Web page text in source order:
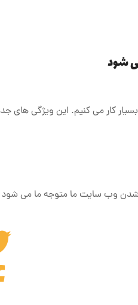
شود
کار می کنیم. این ویژگی های
وب سایت ما متوجه ما می شود